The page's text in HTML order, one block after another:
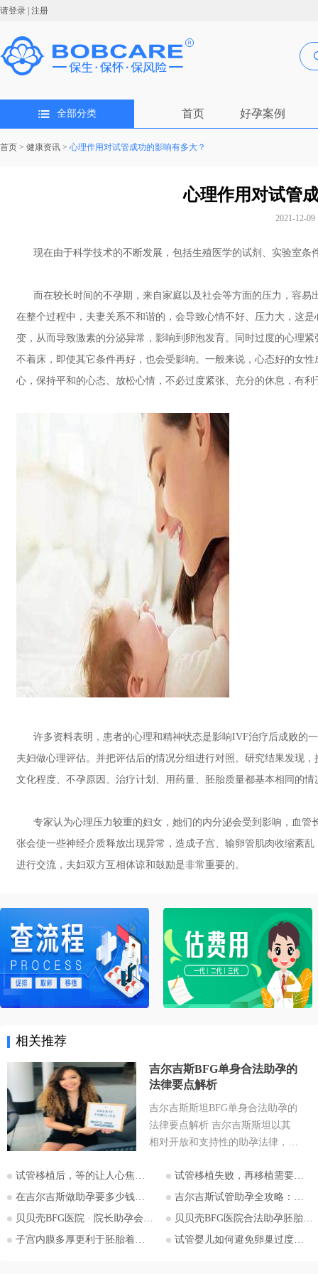
请登录 | 注册
全部分类 首页 好孕案例
首页 > 健康资讯 > 心理作用对试管成功的影响有多大？
心理作用对试管
2021-12-09
现在由于科学技术的不断发展，包括生殖医学的试剂、实验室条
而在较长时间的不孕期，来自家庭以及社会等方面的压力，容易
在整个过程中，夫妻关系不和谐的，会导致心情不好、压力大，这
变，从而导致激素的分泌异常，影响到卵泡发育。同时过度的心理
不着床，即使其它条件再好，也会受影响。一般来说，心态好的女
心，保持平和的心态、放松心情，不必过度紧张、充分的休息，有
许多资料表明，患者的心理和精神状态是影响IVF治疗后成败的
夫妇做心理评估。并把评估后的情况分组进行对照。研究结果发现
文化程度、不孕原因、治疗计划、用药量、胚胎质量都基本相同的
专家认为心理压力较重的妇女，她们的内分泌会受到影响，血管
张会使一些神经介质释放出现异常，造成子宫、输卵管肌肉收缩紊
进行交流，夫妇双方互相体谅和鼓励是非常重要的。
相关推荐
吉尔吉斯BFG单身合法助孕的
法律要点解析
吉尔吉斯斯坦BFG单身合法助孕的
法律要点解析 吉尔吉斯斯坦以其
相对开放和支持性的助孕法律，成
地。特别是对于希望通过助孕实现
为人父母梦想的单身人士，吉尔吉
斯斯坦的法律框架值得深入探讨。
法律的核心要点，并特别关注单身
试管移植后，等的让人心焦的胎心和胎芽，何时会出现？
试管移植失败，再移植需要注意哪些？
在吉尔吉斯做助孕要多少钱？2026比什凯克费用全公开，拒绝隐形消费
吉尔吉斯试管助孕全攻略：为什么越来越多的中国家庭选择比什凯克？
贝贝壳BFG医院 · 院长助孕会（济南站）
贝贝壳BFG医院合法助孕胚胎移植流程详解
子宫内膜多厚更利于胚胎着床？
试管婴儿如何避免卵巢过度刺激综合征